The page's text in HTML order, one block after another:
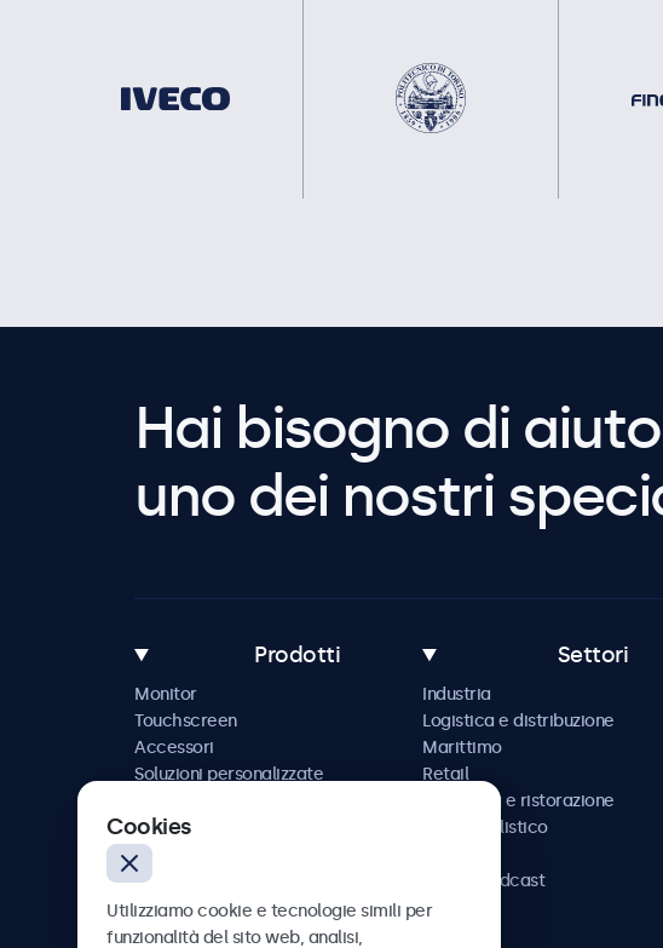
Hai bisogno di
uno dei nostri
Prodotti
Monitor
Touchscreen
Accessori
Soluzioni personalizzate
Settori
Industria
Logistica e distribuzione
Marittimo
Retail
Ospitalità e ristorazione
Automobilistico
AV e broadcast
Sanità
Cookies
Utilizziamo cookie e tecnologie simili per
funzionalità del sito web, analisi,